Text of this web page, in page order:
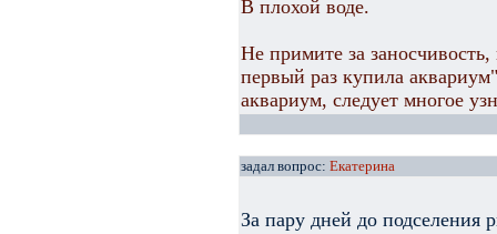
В плохой воде.
Не примите за
первый раз купила
аквариум, следует многое
задал вопрос: Екатерина
За пару дней до подселения